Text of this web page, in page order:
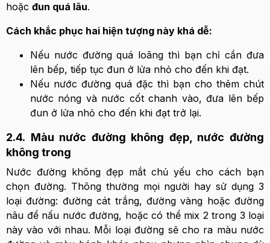
hoặc đun quá lâu.
Cách khắc phục hai hiện tượng này khá dễ:
Nếu nước đường quá loãng thì bạn chỉ cần đưa
lên bếp, tiếp tục đun ở lửa nhỏ cho đến khi đạt.
Nếu nước đường quá đặc thì bạn cho thêm chút
nước nóng và nước cốt chanh vào, đưa lên bếp
đun ở lửa nhỏ cho đến khi đạt trở lại.
2.4. Màu nước đường không đẹp, nước đường
không trong
Nước đường không đẹp mắt chủ yếu cho cách bạn
chọn đường. Thông thường mọi người hay sử dụng 3
loại đường: đường cát trắng, đường vàng hoặc đường
nâu để nấu nước đường, hoặc có thể mix 2 trong 3 loại
này vào với nhau. Mỗi loại đường sẽ cho ra màu nước